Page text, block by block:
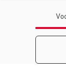
Laboratório
Por Menos